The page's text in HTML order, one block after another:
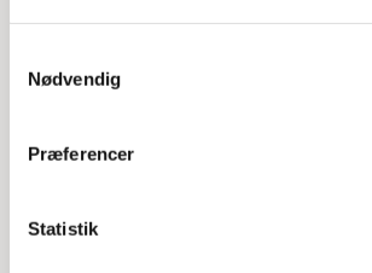
Nødvendig
Præferencer
Statistik